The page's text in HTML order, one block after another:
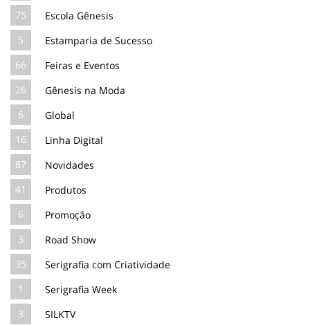
75
Escola Gênesis
5
Estamparia de Sucesso
66
Feiras e Eventos
26
Gênesis na Moda
6
Global
16
Linha Digital
87
Novidades
41
Produtos
6
Promoção
3
Road Show
35
Serigrafia com Criatividade
1
Serigrafia Week
3
SILKTV